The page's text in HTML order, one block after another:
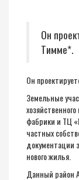
Он
Тимме*.
Он
Земельные
фабрики и ТЦ
частных
документации
нового жилья.
Данный район